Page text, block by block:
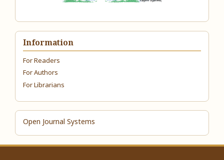
Information
For Readers
For Authors
For Librarians
Open Journal Systems